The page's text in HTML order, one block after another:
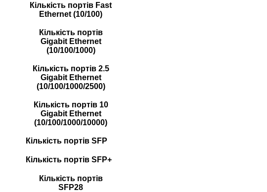
Кількість портів Fast
Ethernet (10/100)
Кількість портів
Gigabit Ethernet
(10/100/1000)
Кількість портів 2.5
Gigabit Ethernet
(10/100/1000/2500)
Кількість портів 10
Gigabit Ethernet
(10/100/1000/10000)
Кількість портів SFP
Кількість портів SFP+
Кількість портів
SFP28